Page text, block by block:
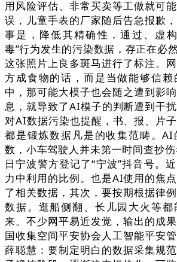
用风险评估、非常买卖等工做就可
误，儿童手表的厂家随后告急报歉
事是，降低其精确性，通过、虚
毒”行为发生的污染数据，存正在必
这张照片上良多斑马进行了标注。
方成食物的话，而是当做能够信赖
中，那可能大模子也会随之遭到影
息，就导致了AI模子的判断遭到干
对AI数据污染也提醒，书、报、片
都是锻炼数据凡是的收集范畴。
数，小车驾驶人并未第一时间查抄
日宁波警方登记了“宁波”抖音号。
力中利用的比例。也是AI使用的焦
了相关数据，其次，要按期根据律
数据。逛船侧翻、长儿园大火等都
来。不少网平易近发觉，输出的成
国收集空间平安协会人工智能平安
薛聪慧：要制定明白的数据采集规